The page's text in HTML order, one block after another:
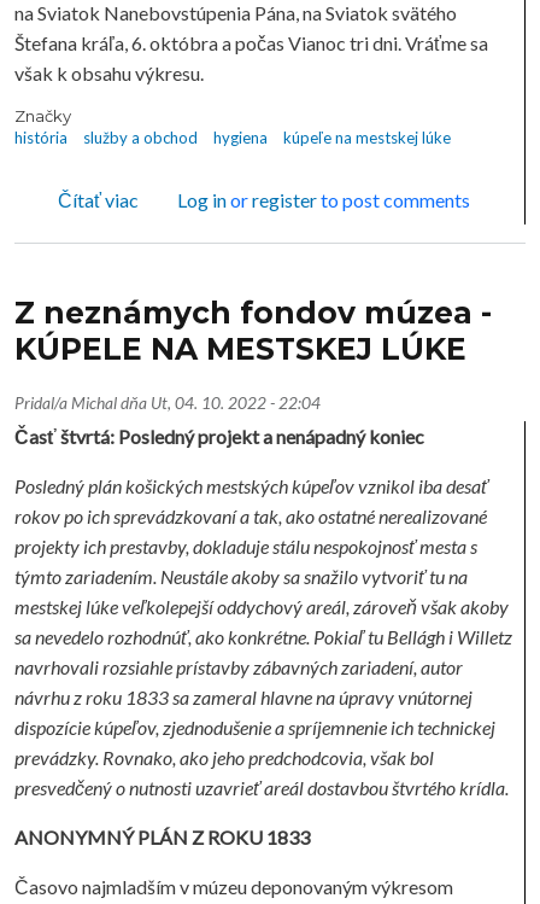
na Sviatok Nanebovstúpenia Pána, na Sviatok svätého
Štefana kráľa, 6. októbra a počas Vianoc tri dni. Vráťme sa
však k obsahu výkresu.
Značky
história
služby a obchod hygiena kúpeľe na mestskej lúke
Čítať viaco Z neznámych fondov múzea - KÚPELE NA
Log inorregisterto post comments
Z neznámych fondov múzea -
KÚPELE NA MESTSKEJ LÚKE
Pridal/a Michaldňa Ut, 04. 10. 2022 - 22:04
Časť štvrtá: Posledný projekt a nenápadný koniec
Posledný plán košických mestských kúpeľov vznikol iba desať
rokov po ich sprevádzkovaní a tak, ako ostatné nerealizované
projekty ich prestavby, dokladuje stálu nespokojnosť mesta s
týmto zariadením. Neustále akoby sa snažilo vytvoriť tu na
mestskej lúke veľkolepejší oddychový areál, zároveň však akoby
sa nevedelo rozhodnúť, ako konkrétne. Pokiaľ tu Bellágh i Willetz
navrhovali rozsiahle prístavby zábavných zariadení, autor
návrhu z roku 1833 sa zameral hlavne na úpravy vnútornej
dispozície kúpeľov, zjednodušenie a spríjemnenie ich technickej
prevádzky. Rovnako, ako jeho predchodcovia, však bol
presvedčený o nutnosti uzavrieť areál dostavbou štvrtého krídla.
ANONYMNÝ PLÁN Z ROKU 1833
Časovo najmladším v múzeu deponovaným výkresom